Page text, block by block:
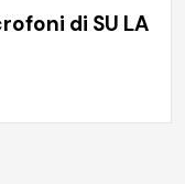
di SU LA